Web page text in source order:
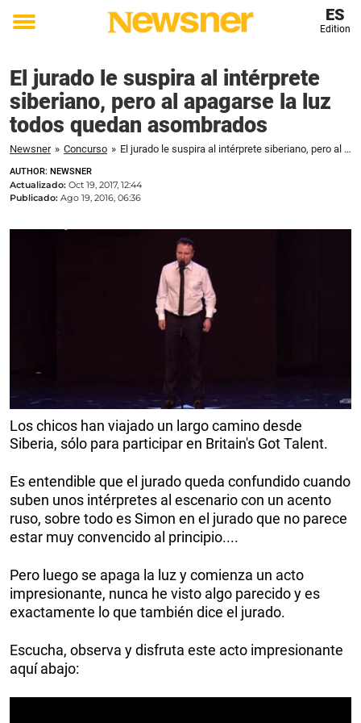
Toggle
ES
Edition
El jurado le suspira al intérprete
siberiano, pero al apagarse la luz
todos quedan asombrados
Newsner » Concurso » El jurado le suspira al intérprete siberiano, pero al apagarse la luz todos quedan asombrados
AUTHOR: NEWSNER
Actualizado: Oct 19, 2017, 12:44
Publicado: Ago 19, 2016, 06:36
Los chicos han viajado un largo camino desde
Siberia, sólo para participar en Britain's Got Talent.
Es entendible que el jurado queda confundido cuando
suben unos intérpretes al escenario con un acento
ruso, sobre todo es Simon en el jurado que no parece
estar muy convencido al principio....
Pero luego se apaga la luz y comienza un acto
impresionante, nunca he visto algo parecido y es
exactamente lo que también dice el jurado.
Escucha, observa y disfruta este acto impresionante
aquí abajo: